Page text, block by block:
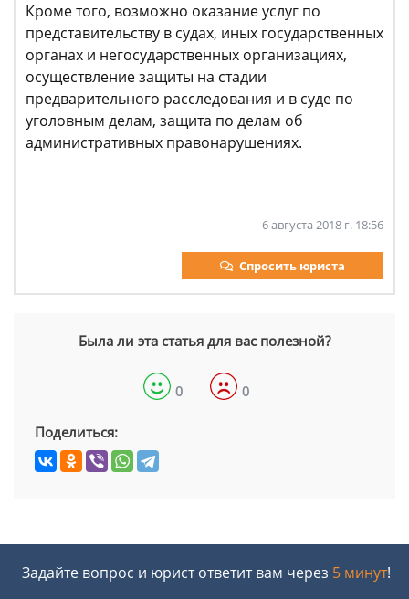
Кроме того, возможно оказание услуг по
представительству в судах, иных государственных
органах и негосударственных организациях,
осуществление защиты на стадии
предварительного расследования и в суде по
уголовным делам, защита по делам об
административных правонарушениях.
6 августа 2018 г. 18:56
Спросить юриста
Была ли эта статья для вас полезной?
0 0
Поделиться:
Задайте вопрос и юрист ответит вам через 5 минут!